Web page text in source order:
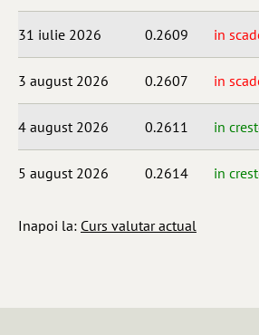
31 iulie 2026 0.2609 in
3 august 2026 0.2607 in
4 august 2026 0.2611 in
5 august 2026 0.2614 in
Inapoi la: Curs valutar actual